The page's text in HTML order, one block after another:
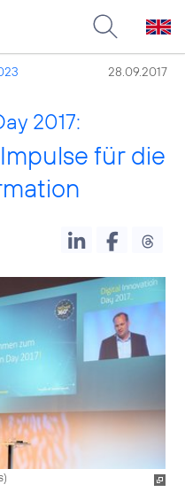
28.09.2017
2017:
für die
)